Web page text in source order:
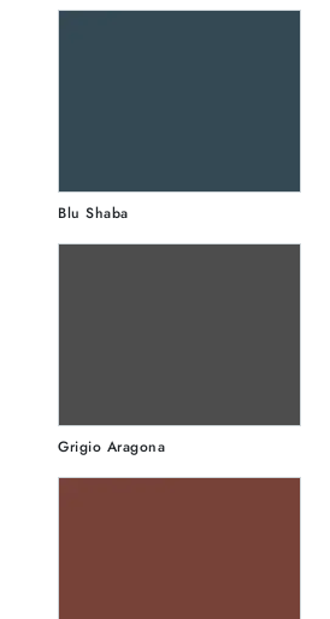
Blu Shaba
Grigio Aragona